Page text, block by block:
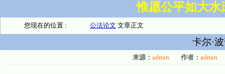
惟愿公平如大
您现在的位置 : 公法论文 文章正文
卡尔·
来源： admin 作者： admin